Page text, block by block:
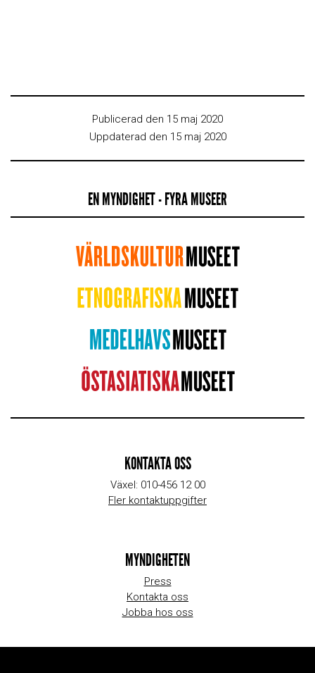
Publicerad den 15 maj 2020
Uppdaterad den 15 maj 2020
EN MYNDIGHET - FYRA MUSEER
KONTAKTA OSS
Växel: 010-456 12 00
Fler kontaktuppgifter
MYNDIGHETEN
Press
Kontakta oss
Jobba hos oss